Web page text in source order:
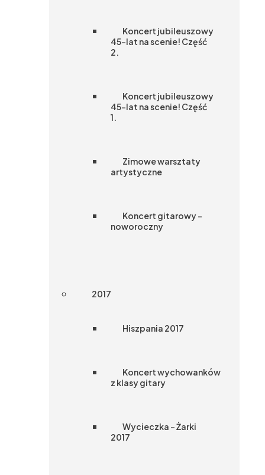
Koncert jubileuszowy
45-lat na scenie! Część
2.
Koncert jubileuszowy
45-lat na scenie! Część
1.
Zimowe warsztaty
artystyczne
Koncert gitarowy –
noworoczny
2017
Hiszpania 2017
Koncert wychowanków
z klasy gitary
Wycieczka – Żarki
2017